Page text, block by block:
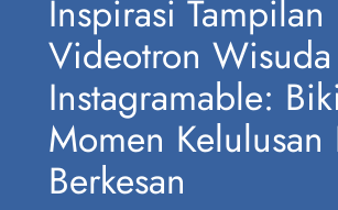
Inspirasi Tampilan
Videotron Wisuda
Instagramable:
Momen Kelulusan
Berkesan